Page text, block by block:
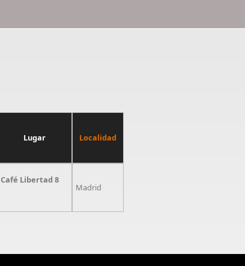
Lugar
Localidad
Café Libertad 8
Madrid